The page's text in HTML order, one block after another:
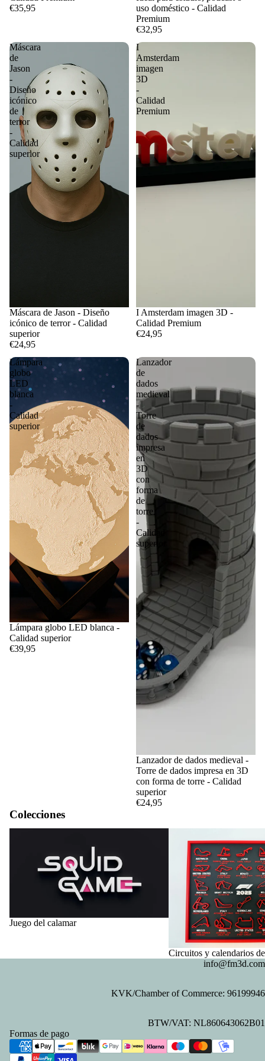
€35,95
uso doméstico - Calidad
Premium
€32,95
Máscara
de
Jason
-
Diseño
icónico
de
terror
-
Calidad
superior
Máscara de Jason - Diseño
icónico de terror - Calidad
superior
€24,95
I
Amsterdam
imagen
3D
-
Calidad
Premium
I Amsterdam imagen 3D -
Calidad Premium
€24,95
Lámpara
globo
LED
blanca
-
Calidad
superior
Lámpara globo LED blanca -
Calidad superior
€39,95
Lanzador
de
dados
medieval
-
Torre
de
dados
impresa
en
3D
con
forma
de
torre
-
Calidad
superior
Lanzador de dados medieval -
Torre de dados impresa en 3D
con forma de torre - Calidad
superior
€24,95
Colecciones
Juego del calamar
Circuitos y calendarios
info@fm3d.com
KVK/Chamber of Commerce: 96199946
BTW/VAT: NL860643062B01
Formas de pago
Información de contacto
Términos del servicio